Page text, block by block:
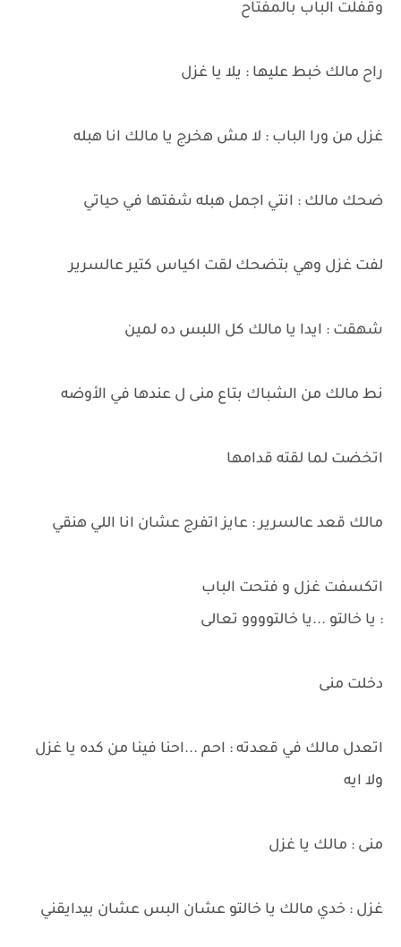
وقفلت الباب بالمفتاح
راح مالك خبط عليها : يلا يا غزل
غزل من ورا الباب : لا مش هخرج يا مالك انا هبله
ضحك مالك : انتي اجمل هبله شفتها في حياتي
لفت غزل وهي بتضحك لقت اكياس كتير عالسرير
شهقت : ايدا يا مالك كل اللبس ده لمين
نط مالك من الشباك بتاع منى ل عندها في الأوضه
اتخضت لما لقته قدامها
مالك قعد عالسرير : عايز اتفرج عشان انا اللي هنقي
اتكسفت غزل و فتحت الباب
: يا خالتو ...يا خالتوووو تعالى
دخلت منى
اتعدل مالك في قعدته : احم ...احنا فينا من كده يا غزل
ولا ايه
منى : مالك يا غزل
غزل : خدي مالك يا خالتو عشان البس عشان بيدايقني